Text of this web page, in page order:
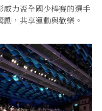
威力盃全國少棒賽的選手
，共享運動與歡樂。